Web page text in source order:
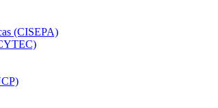
(CISEPA)